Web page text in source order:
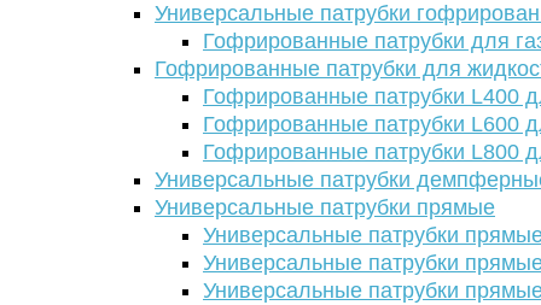
Универсальные патрубки
Гофрированные патрубки для
Гофрированные патрубки для
Гофрированные патрубки L400
Гофрированные патрубки L600
Гофрированные патрубки L800
Универсальные патрубки
Универсальные патрубки прямые
Универсальные патрубки
Универсальные патрубки
Универсальные патрубки